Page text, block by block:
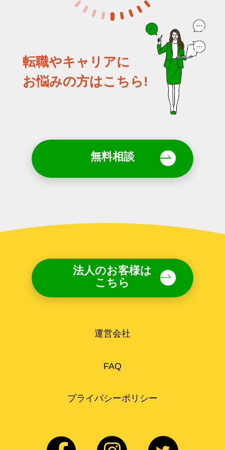
転職やキャリアに
お悩みの方はこちら!
無料相談
法人のお客様は
こちら
運営会社
FAQ
プライバシーポリシー